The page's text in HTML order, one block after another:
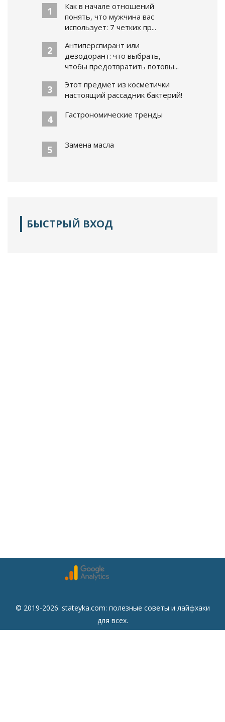
1
Как в начале отношений
понять, что мужчина вас
использует: 7 четких пр...
2
Антиперспирант или
дезодорант: что выбрать,
чтобы предотвратить потовы...
3
Этот предмет из косметички
настоящий рассадник бактерий!
4 Гастрономические тренды
5 Замена масла
БЫСТРЫЙ ВХОД
© 2019-2026. stateyka.com: полезные советы и лайфхаки
для всех.